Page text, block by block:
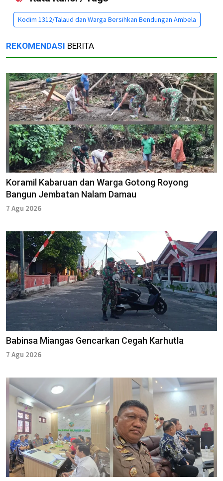
Kodim 1312/Talaud dan Warga Bersihkan Bendungan Ambela
REKOMENDASI BERITA
Koramil Kabaruan dan Warga Gotong Royong
Bangun Jembatan Nalam Damau
7 Agu 2026
Babinsa Miangas Gencarkan Cegah Karhutla
7 Agu 2026